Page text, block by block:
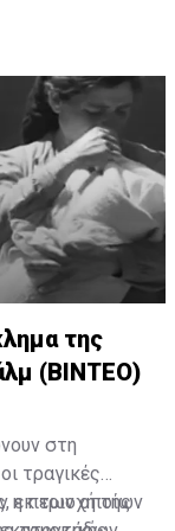
Σολωμού:
της
(ΒΙΝΤΕΟ)
στη
τραγικές
η περιοχή της
εκ των οποίων